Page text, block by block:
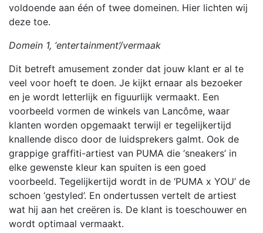
voldoende aan één of twee domeinen. Hier lichten wij
deze toe.
Domein 1, ‘entertainment’/vermaak
Dit betreft amusement zonder dat jouw klant er al te
veel voor hoeft te doen. Je kijkt ernaar als bezoeker
en je wordt letterlijk en figuurlijk vermaakt. Een
voorbeeld vormen de winkels van Lancôme, waar
klanten worden opgemaakt terwijl er tegelijkertijd
knallende disco door de luidsprekers galmt. Ook de
grappige graffiti-artiest van PUMA die ‘sneakers’ in
elke gewenste kleur kan spuiten is een goed
voorbeeld. Tegelijkertijd wordt in de ‘PUMA x YOU’ de
schoen ‘gestyled’. En ondertussen vertelt de artiest
wat hij aan het creëren is. De klant is toeschouwer en
wordt optimaal vermaakt.